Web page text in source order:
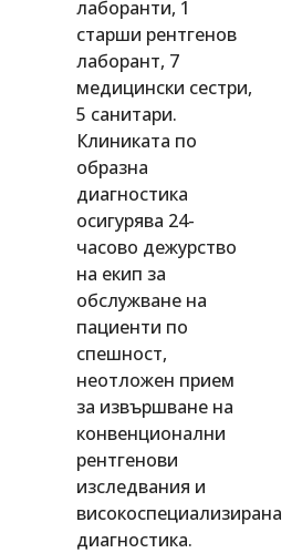
лаборанти, 1
старши рентгенов
лаборант, 7
медицински сестри,
5 санитари.
Клиниката по
образна
диагностика
осигурява 24-
часово дежурство
на екип за
обслужване на
пациенти по
спешност,
неотложен прием
за извършване на
конвенционални
рентгенови
изследвания и
високоспециализирана
диагностика.